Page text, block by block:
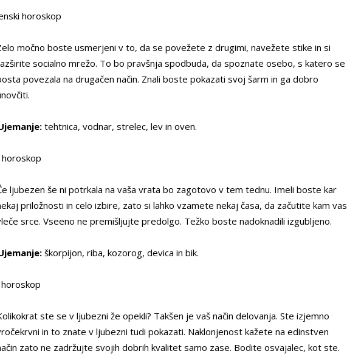
horoskop
močno boste usmerjeni v to, da se povežete z drugimi, navežete stike in si
socialno mrežo. To bo pravšnja spodbuda, da spoznate osebo, s katero se
povezala na drugačen način. Znali boste pokazati svoj šarm in ga dobro
tehtnica, vodnar, strelec, lev in oven.
ljubezen še ni potrkala na vaša vrata bo zagotovo v tem tednu. Imeli boste kar
priložnosti in celo izbire, zato si lahko vzamete nekaj časa, da začutite kam vas
srce. Vseeno ne premišljujte predolgo. Težko boste nadoknadili izgubljeno.
škorpijon, riba, kozorog, devica in bik.
ste se v ljubezni že opekli? Takšen je vaš način delovanja. Ste izjemno
in to znate v ljubezni tudi pokazati. Naklonjenost kažete na edinstven
zato ne zadržujte svojih dobrih kvalitet samo zase. Bodite osvajalec, kot ste.